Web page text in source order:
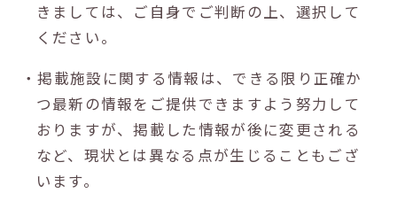
きましては、ご自身でご判断の上、選択して
ください。
・掲載施設に関する情報は、できる限り正確か
つ最新の情報をご提供できますよう努力して
おりますが、掲載した情報が後に変更される
など、現状とは異なる点が生じることもござ
います。